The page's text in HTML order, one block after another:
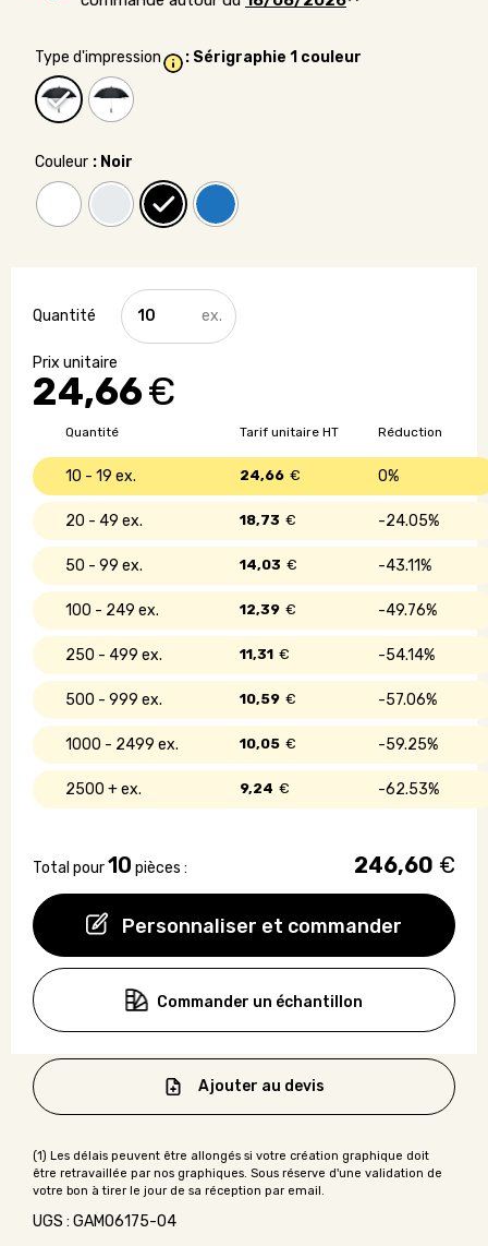
Type d'impression : Sérigraphie 1 couleur
Couleur : Noir
24,66€
Personnaliser et commander
quantité
de
Parapluie
fibre
de
Quantité Réduction
Tarif unitaire HT
10 - 19 0%
24,66 €
20 - 49 24.05%
18,73 €
50 - 99 43.11%
14,03 €
100 - 249 49.76%
12,39 €
250 - 499 54.14%
11,31 €
500 - 999 57.06%
10,59 €
1000 - 2499 59.25%
10,05 €
2500 + 62.53%
9,24 €
Total pour10 pièces : 246,60 €
Commander un échantillon
Ajouter au devis
UGS : GAMO6175-04